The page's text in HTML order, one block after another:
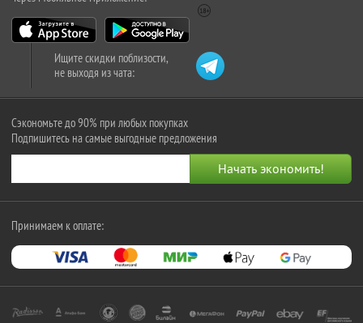
Ищите скидки поблизости,
не выходя из чата:
Сэкономьте до 90% при любых покупках
Подпишитесь на самые выгодные предложения
Принимаем к оплате: